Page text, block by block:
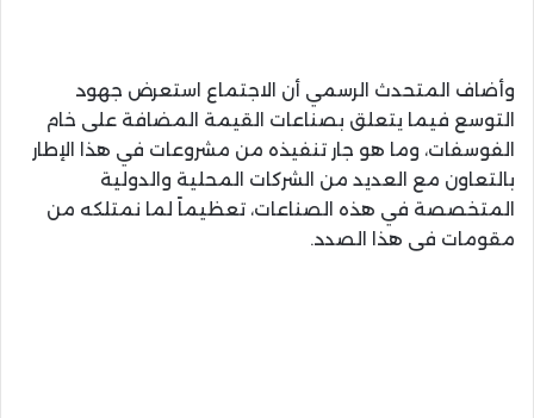
وأضاف المتحدث الرسمي أن الاجتماع استعرض جهود
التوسع فيما يتعلق بصناعات القيمة المضافة على خام
الفوسفات، وما هو جار تنفيذه من مشروعات في هذا الإطار
بالتعاون مع العديد من الشركات المحلية والدولية
المتخصصة في هذه الصناعات، تعظيماً لما نمتلكه من
مقومات فى هذا الصدد.